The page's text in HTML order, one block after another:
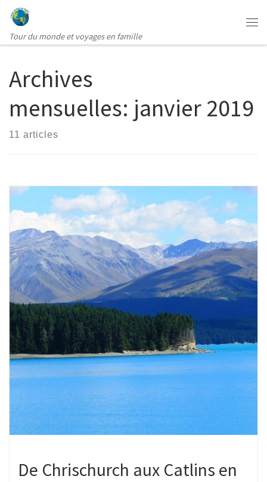
Passer au contenu
Tour du monde et voyages en famille
Archives
mensuelles: janvier 2019
11 articles
De Chrischurch aux Catlins en